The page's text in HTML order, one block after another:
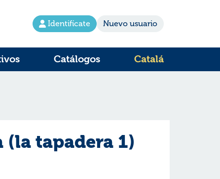
Identifícate Nuevo usuario
Catálogos Catalá
(la tapadera 1)